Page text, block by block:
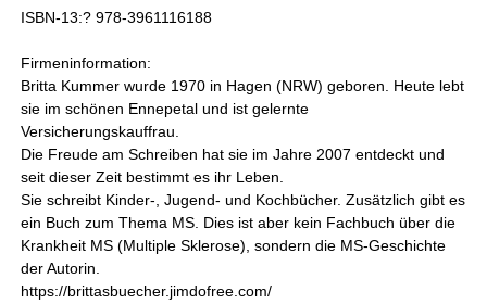
ISBN-13:? 978-3961116188
Firmeninformation:
Britta Kummer wurde 1970 in Hagen (NRW) geboren. Heute lebt
sie im schönen Ennepetal und ist gelernte
Versicherungskauffrau.
Die Freude am Schreiben hat sie im Jahre 2007 entdeckt und
seit dieser Zeit bestimmt es ihr Leben.
Sie schreibt Kinder-, Jugend- und Kochbücher. Zusätzlich gibt es
ein Buch zum Thema MS. Dies ist aber kein Fachbuch über die
Krankheit MS (Multiple Sklerose), sondern die MS-Geschichte
der Autorin.
https://brittasbuecher.jimdofree.com/